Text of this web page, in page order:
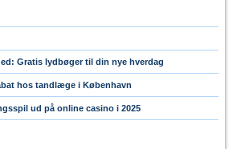
Gratis lydbøger til din nye hverdag
hos tandlæge i København
ud på online casino i 2025